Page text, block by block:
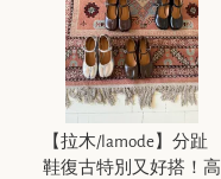
【拉木/lamode】分趾
鞋復古特別又好搭！高